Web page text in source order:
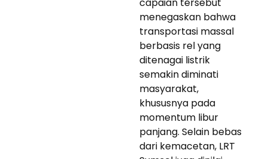
menegaskan bahwa
transportasi massal
berbasis rel yang
ditenagai listrik
semakin diminati
masyarakat,
khususnya pada
momentum libur
panjang. Selain bebas
dari kemacetan, LRT